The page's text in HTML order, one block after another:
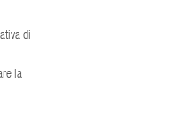
di
la